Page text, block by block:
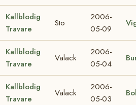
Kallblodig
Travare
Sto
2006-
05-09
Kallblodig
Travare
Valack
2006-
05-04
Kallblodig
Travare
Valack
2006-
05-03